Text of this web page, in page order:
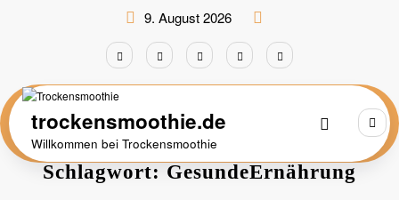
9. August 2026
trockensmoothie.de
Willkommen bei Trockensmoothie
Schlagwort: GesundeErnährung